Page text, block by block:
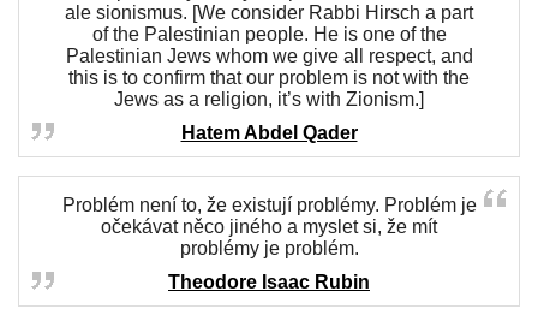
ale sionismus. [We consider Rabbi Hirsch a part
of the Palestinian people. He is one of the
Palestinian Jews whom we give all respect, and
this is to confirm that our problem is not with the
Jews as a religion, it’s with Zionism.]
Hatem Abdel Qader
Problém není to, že existují problémy. Problém je
očekávat něco jiného a myslet si, že mít
problémy je problém.
Theodore Isaac Rubin